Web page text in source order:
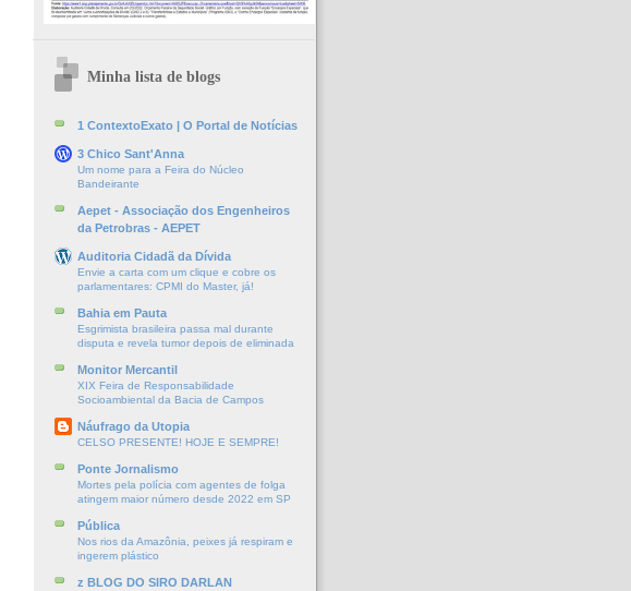
Minha lista de blogs
1 ContextoExato | O Portal de Notícias
3 Chico Sant'Anna
Um nome para a Feira do Núcleo
Bandeirante
Aepet - Associação dos Engenheiros
da Petrobras - AEPET
Auditoria Cidadã da Dívida
Envie a carta com um clique e cobre os
parlamentares: CPMI do Master, já!
Bahia em Pauta
Esgrimista brasileira passa mal durante
disputa e revela tumor depois de eliminada
Monitor Mercantil
XIX Feira de Responsabilidade
Socioambiental da Bacia de Campos
Náufrago da Utopia
CELSO PRESENTE! HOJE E SEMPRE!
Ponte Jornalismo
Mortes pela polícia com agentes de folga
atingem maior número desde 2022 em SP
Pública
Nos rios da Amazônia, peixes já respiram e
ingerem plástico
z BLOG DO SIRO DARLAN